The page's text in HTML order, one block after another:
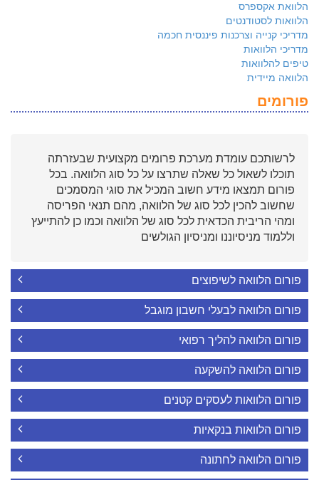
הלוואת אקספרס
הלוואות לסטודנטים
מדריכי קנייה וצרכנות פיננסית חכמה
מדריכי הלוואות
טיפים להלוואות
הלוואה מיידית
פורומים
לרשותכם עומדת מערכת פרומים מקצועית שבעזרתה
תוכלו לשאול כל שאלה שתרצו על כל סוג הלוואה. בכל
פורום תמצאו מידע חשוב המכיל את סוגי המסמכים
שחשוב להכין לכל סוג של הלוואה, מהם תנאי הפריסה
ומהי הריבית הכדאית לכל סוג של הלוואה וכמו כן להתייעץ
וללמוד מניסיוננו ומניסיון הגולשים
פורום הלוואה לשיפוצים
פורום הלוואה לבעלי חשבון מוגבל
פורום הלוואה להליך רפואי
פורום הלוואה להשקעה
פורום הלוואות לעסקים קטנים
פורום הלוואות בנקאיות
פורום הלוואה לחתונה